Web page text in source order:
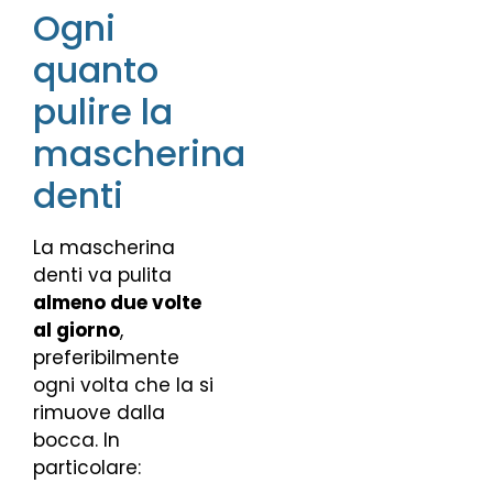
Ogni
quanto
pulire la
mascherina
denti
La mascherina
denti va pulita
almeno due volte
al giorno,
preferibilmente
ogni volta che la si
rimuove dalla
bocca. In
particolare: